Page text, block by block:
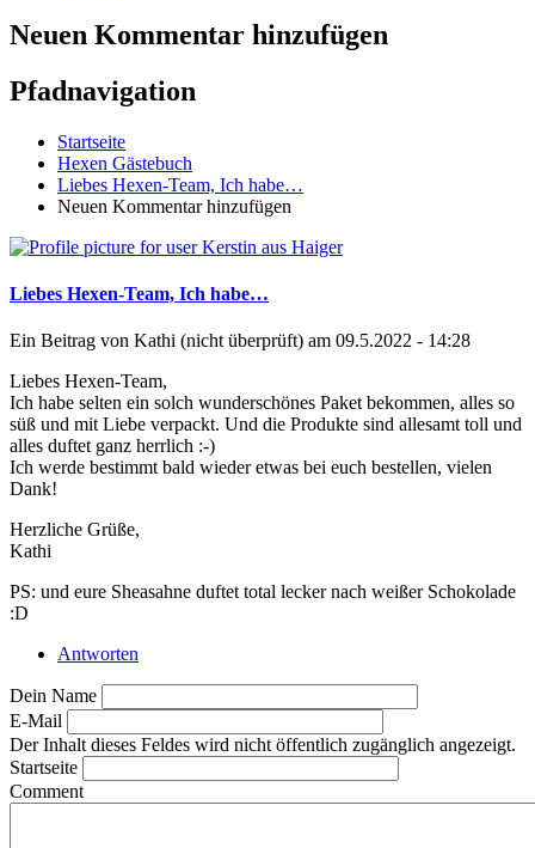
Neuen Kommentar hinzufügen
Pfadnavigation
Startseite
Hexen Gästebuch
Liebes Hexen-Team, Ich habe…
Neuen Kommentar hinzufügen
Liebes Hexen-Team, Ich habe…
Ein Beitrag von Kathi (nicht überprüft) am 09.5.2022 - 14:28
Liebes Hexen-Team,
Ich habe selten ein solch wunderschönes Paket bekommen, alles so
süß und mit Liebe verpackt. Und die Produkte sind allesamt toll und
alles duftet ganz herrlich :-)
Ich werde bestimmt bald wieder etwas bei euch bestellen, vielen
Dank!
Herzliche Grüße,
Kathi
PS: und eure Sheasahne duftet total lecker nach weißer Schokolade
:D
Antworten
Dein Name
E-Mail
Der Inhalt dieses Feldes wird nicht öffentlich zugänglich angezeigt.
Startseite
Comment